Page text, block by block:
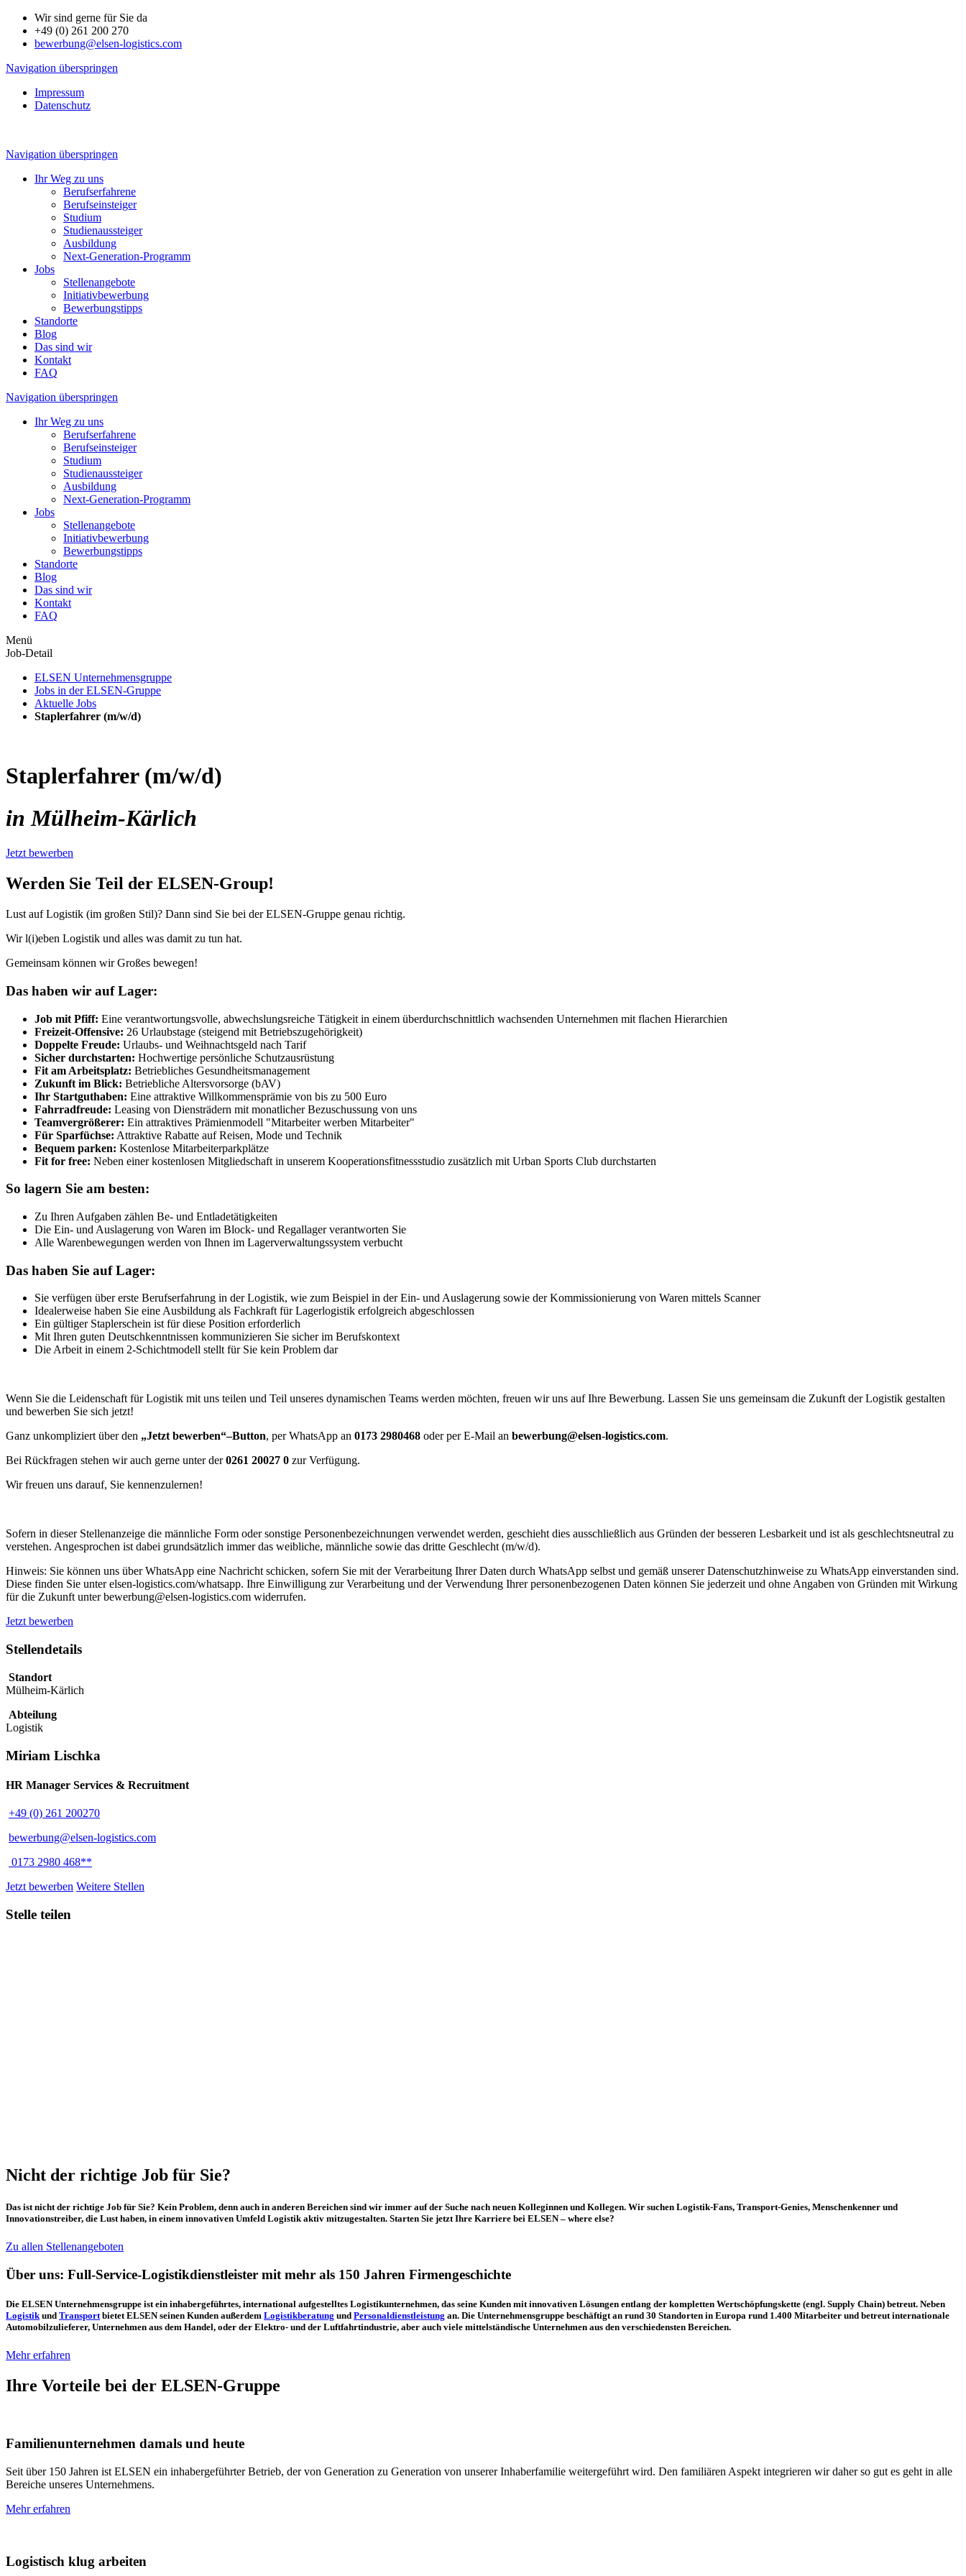
Wir sind gerne für Sie da
+49 (0) 261 200 270
bewerbung@elsen-logistics.com
Navigation überspringen
Impressum
Datenschutz
Navigation überspringen
Ihr Weg zu uns
Berufserfahrene
Berufseinsteiger
Studium
Studienaussteiger
Ausbildung
Next-Generation-Programm
Jobs
Stellenangebote
Initiativbewerbung
Bewerbungstipps
Standorte
Blog
Das sind wir
Kontakt
FAQ
Navigation überspringen
Ihr Weg zu uns
Berufserfahrene
Berufseinsteiger
Studium
Studienaussteiger
Ausbildung
Next-Generation-Programm
Jobs
Stellenangebote
Initiativbewerbung
Bewerbungstipps
Standorte
Blog
Das sind wir
Kontakt
FAQ
Menü
Job-Detail
ELSEN Unternehmensgruppe
Jobs in der ELSEN-Gruppe
Aktuelle Jobs
Staplerfahrer (m/w/d)
Staplerfahrer (m/w/d)
in Mülheim-Kärlich
Jetzt bewerben
Werden Sie Teil der ELSEN-Group!
Lust auf Logistik (im großen Stil)? Dann sind Sie bei der ELSEN-Gruppe genau richtig.
Wir l(i)eben Logistik und alles was damit zu tun hat.
Gemeinsam können wir Großes bewegen!
Das haben wir auf Lager:
Job mit Pfiff: Eine verantwortungsvolle, abwechslungsreiche Tätigkeit in einem überdurchschnittlich wachsenden Unternehmen mit flachen Hierarchien
Freizeit-Offensive: 26 Urlaubstage (steigend mit Betriebszugehörigkeit)
Doppelte Freude: Urlaubs- und Weihnachtsgeld nach Tarif
Sicher durchstarten: Hochwertige persönliche Schutzausrüstung
Fit am Arbeitsplatz: Betriebliches Gesundheitsmanagement
Zukunft im Blick: Betriebliche Altersvorsorge (bAV)
Ihr Startguthaben: Eine attraktive Willkommensprämie von bis zu 500 Euro
Fahrradfreude: Leasing von Diensträdern mit monatlicher Bezuschussung von uns
Teamvergrößerer: Ein attraktives Prämienmodell "Mitarbeiter werben Mitarbeiter"
Für Sparfüchse: Attraktive Rabatte auf Reisen, Mode und Technik
Bequem parken: Kostenlose Mitarbeiterparkplätze
Fit for free: Neben einer kostenlosen Mitgliedschaft in unserem Kooperationsfitnessstudio zusätzlich mit Urban Sports Club durchstarten
So lagern Sie am besten:
Zu Ihren Aufgaben zählen Be- und Entladetätigkeiten
Die Ein- und Auslagerung von Waren im Block- und Regallager verantworten Sie
Alle Warenbewegungen werden von Ihnen im Lagerverwaltungssystem verbucht
Das haben Sie auf Lager:
Sie verfügen über erste Berufserfahrung in der Logistik, wie zum Beispiel in der Ein- und Auslagerung sowie der Kommissionierung von Waren mittels Scanner
Idealerweise haben Sie eine Ausbildung als Fachkraft für Lagerlogistik erfolgreich abgeschlossen
Ein gültiger Staplerschein ist für diese Position erforderlich
Mit Ihren guten Deutschkenntnissen kommunizieren Sie sicher im Berufskontext
Die Arbeit in einem 2-Schichtmodell stellt für Sie kein Problem dar
Wenn Sie die Leidenschaft für Logistik mit uns teilen und Teil unseres dynamischen Teams werden möchten, freuen wir uns auf Ihre Bewerbung. Lassen Sie uns gemeinsam die Zukunft der Logistik gestalten
und bewerben Sie sich jetzt!
Ganz unkompliziert über den „Jetzt bewerben“–Button, per WhatsApp an 0173 2980468 oder per E-Mail an bewerbung@elsen-logistics.com.
Bei Rückfragen stehen wir auch gerne unter der0261 20027 0 zur Verfügung.
Wir freuen uns darauf, Sie kennenzulernen!
Sofern in dieser Stellenanzeige die männliche Form oder sonstige Personenbezeichnungen verwendet werden, geschieht dies ausschließlich aus Gründen der besseren Lesbarkeit und ist als geschlechtsneutral zu
verstehen. Angesprochen ist dabei grundsätzlich immer das weibliche, männliche sowie das dritte Geschlecht (m/w/d).
Hinweis: Sie können uns über WhatsApp eine Nachricht schicken, sofern Sie mit der Verarbeitung Ihrer Daten durch WhatsApp selbst und gemäß unserer Datenschutzhinweise zu WhatsApp einverstanden sind.
Diese finden Sie unter elsen-logistics.com/whatsapp. Ihre Einwilligung zur Verarbeitung und der Verwendung Ihrer personenbezogenen Daten können Sie jederzeit und ohne Angaben von Gründen mit Wirkung
für die Zukunft unter bewerbung@elsen-logistics.com widerrufen.
Jetzt bewerben
Stellendetails
Standort
Mülheim-Kärlich
Abteilung
Logistik
Miriam Lischka
HR Manager Services & Recruitment
+49 (0) 261 200270
bewerbung@elsen-logistics.com
0173 2980 468**
Jetzt bewerben Weitere Stellen
Stelle teilen
Nicht der richtige Job für Sie?
Das ist nicht der richtige Job für Sie? Kein Problem, denn auch in anderen Bereichen sind wir immer auf der Suche nach neuen Kolleginnen und Kollegen. Wir suchen Logistik-Fans, Transport-Genies, Menschenkenner und
Innovationstreiber, die Lust haben, in einem innovativen Umfeld Logistik aktiv mitzugestalten. Starten Sie jetzt Ihre Karriere bei ELSEN – where else?
Zu allen Stellenangeboten
Über uns: Full-Service-Logistikdienstleister mit mehr als 150 Jahren Firmengeschichte
Die ELSEN Unternehmensgruppe ist ein inhabergeführtes, international aufgestelltes Logistikunternehmen, das seine Kunden mit innovativen Lösungen entlang der komplet­ten Wertschöpfungskette (engl. Supply Chain) betreut. Neben
Logistik und Transport bietet ELSEN seinen Kunden außerdem Logistikberatung und Personaldienstleistung an. Die Unternehmensgruppe beschäftigt an rund 30 Standorten in Europa rund 1.400 Mitarbeiter und betreut internationale
Automobilzulieferer, Unternehmen aus dem Handel, oder der Elektro- und der Luftfahrtindustrie, aber auch viele mittelständi­sche Unternehmen aus den verschiedensten Bereichen.
Mehr erfahren
Ihre Vorteile bei der ELSEN-Gruppe
Familienunternehmen damals und heute
Seit über 150 Jahren ist ELSEN ein inhabergeführter Betrieb, der von Generation zu Generation von unserer Inhaberfamilie weitergeführt wird. Den familiären Aspekt integrieren wir daher so gut es geht in alle
Bereiche unseres Unternehmens.
Mehr erfahren
Logistisch klug arbeiten